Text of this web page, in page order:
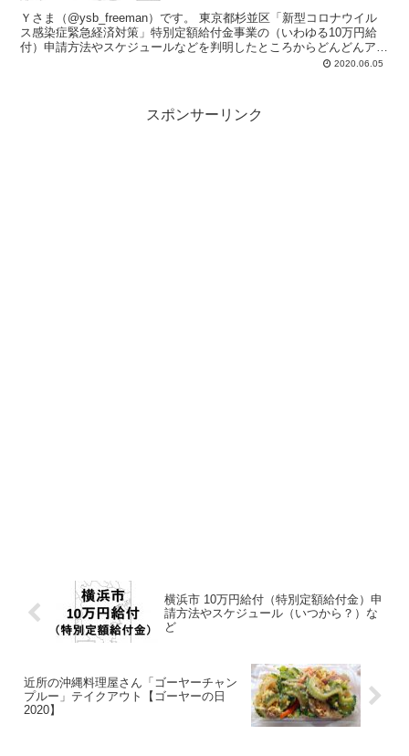
Ｙさま（@ysb_freeman）です。 東京都杉並区「新型コロナウイル
ス感染症緊急経済対策」特別定額給付金事業の（いわゆる10万円給
付）申請方法やスケジュールなどを判明したところからどんどんアッ
2020.06.05
スポンサーリンク
横浜市 10万円給付（特別定額給付金）申
請方法やスケジュール（いつから？）な
ど
近所の沖縄料理屋さん「ゴーヤーチャン
プルー」テイクアウト【ゴーヤーの日
2020】